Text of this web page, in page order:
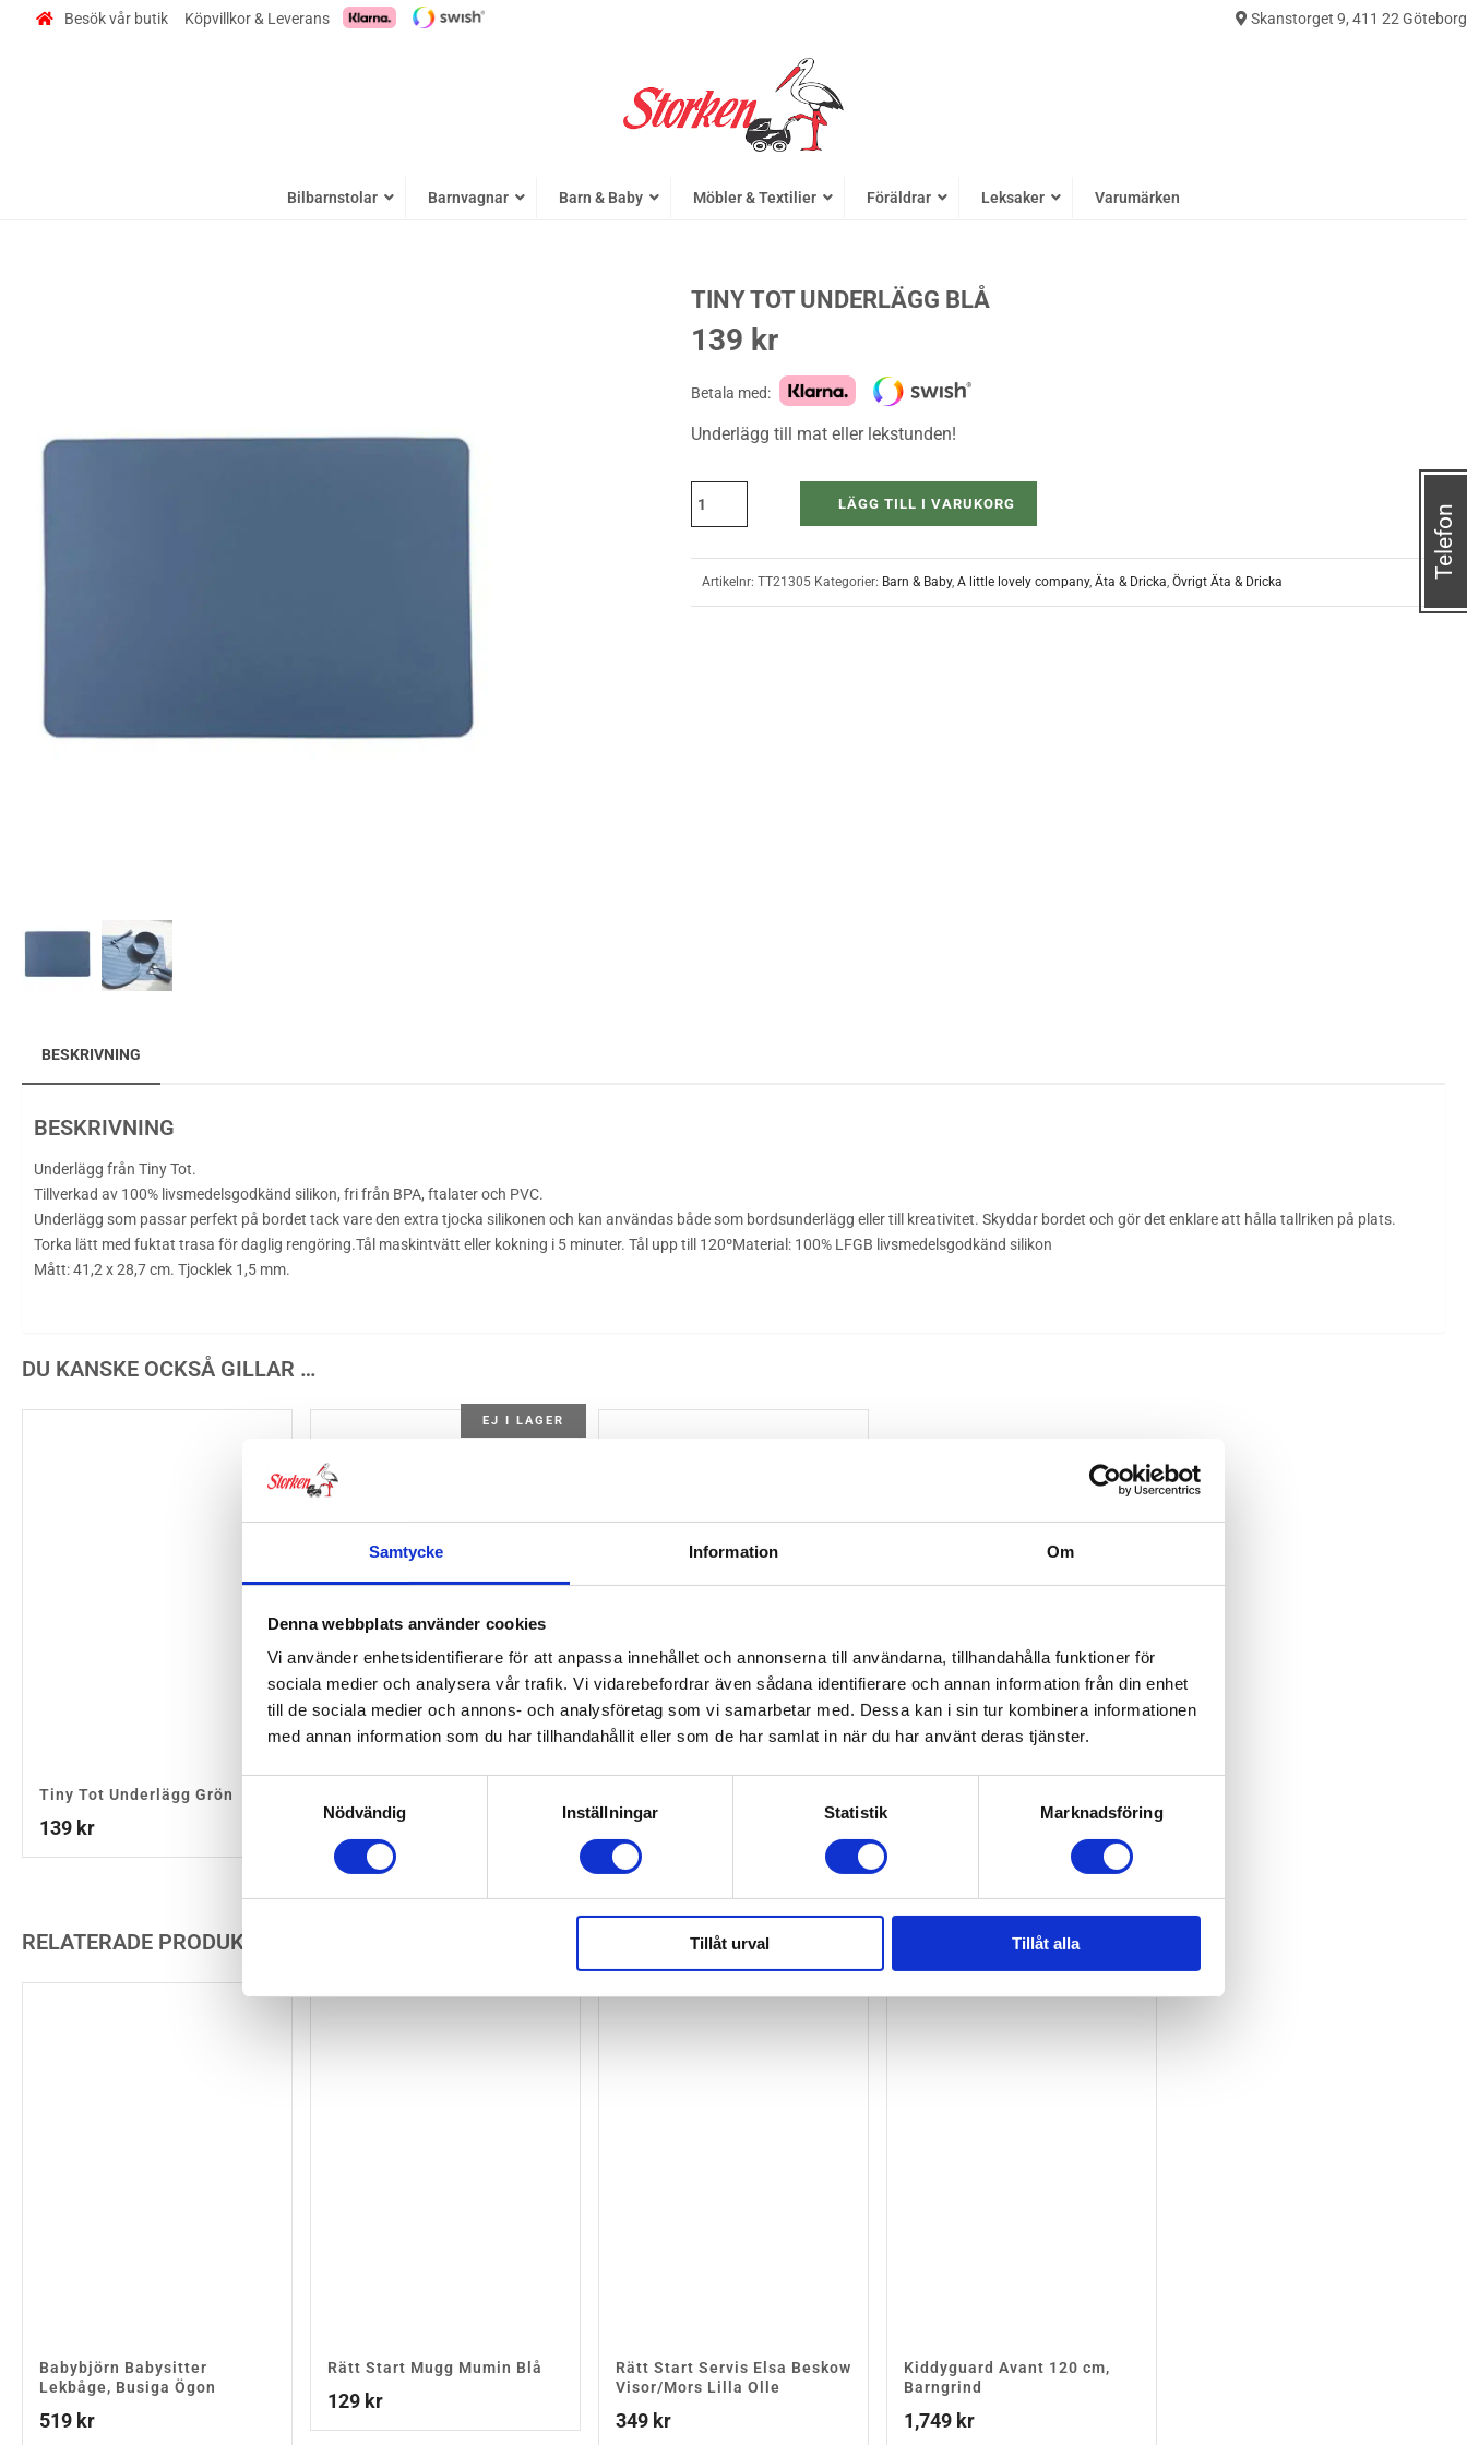
Samtycke Information Om
Denna webbplats använder cookies
Vi använder enhetsidentifierare för att anpassa innehållet och annonserna till användarna, tillhandahålla funktioner för
sociala medier och analysera vår trafik. Vi vidarebefordrar även sådana identifierare och annan information från din enhet
till de sociala medier och annons- och analysföretag som vi samarbetar med. Dessa kan i sin tur kombinera informationen
med annan information som du har tillhandahållit eller som de har samlat in när du har använt deras tjänster.
Nödvändig
Inställningar Statistik Marknadsföring
Tillåt urval Tillåt alla
Besök vår butik Köpvillkor & Leverans Skanstorget 9, 411 22 Göteborg
Bilbarnstolar Barnvagnar Barn & Baby Möbler & Textilier Föräldrar Leksaker Varumärken
TINY TOT UNDERLÄGG BLÅ
139 kr
Betala med:
Underlägg till mat eller lekstunden!
LÄGG TILL I VARUKORG
Artikelnr: TT21305 Kategorier: Barn & Baby, A little lovely company, Äta & Dricka, Övrigt Äta & Dricka
BESKRIVNING
BESKRIVNING
Underlägg från Tiny Tot.
Tillverkad av 100% livsmedelsgodkänd silikon, fri från BPA, ftalater och PVC.
Underlägg som passar perfekt på bordet tack vare den extra tjocka silikonen och kan användas både som bordsunderlägg eller till kreativitet. Skyddar bordet och gör det enklare att hålla tallriken på plats.
Torka lätt med fuktat trasa för daglig rengöring.Tål maskintvätt eller kokning i 5 minuter. Tål upp till 120ºMaterial: 100% LFGB livsmedelsgodkänd silikon
Mått: 41,2 x 28,7 cm. Tjocklek 1,5 mm.
DU KANSKE OCKSÅ GILLAR …
Tiny Tot Underlägg Grön
139 kr
EJ I LAGER
Underlägg Forest Friends
159kr
169
RELATERADE PRODUKTER
Babybjörn Babysitter
Lekbåge, Busiga Ögon
519 kr
Rätt Start Mugg Mumin Blå
129 kr
Rätt Start Servis Elsa Beskow
Visor/Mors Lilla Olle
349 kr
Kiddyguard Avant 120 cm,
Barngrind
1,749 kr
Telefon